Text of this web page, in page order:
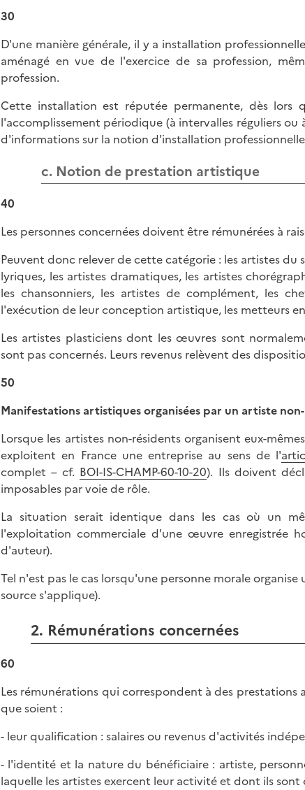
30
D'une manière générale, il y a installation
aménagé en vue de l'exercice de sa profession,
profession.
Cette installation est réputée permanente, dès lors
l'accomplissement périodique (à intervalles réguliers
d'informations sur la notion d'installation
c. Notion de prestation artistique
40
Les personnes concernées doivent être rémunérées à
Peuvent donc relever de cette catégorie : les artistes
lyriques, les artistes dramatiques, les artistes
les chansonniers, les artistes de complément, les
l'exécution de leur conception artistique, les metteurs
Les artistes plasticiens dont les œuvres sont
sont pas concernés. Leurs revenus relèvent des
50
Manifestations artistiques organisées par un artiste
Lorsque les artistes non-résidents organisent eux-
exploitent en France une entreprise au sens de l'
complet – cf. BOI-IS-CHAMP-60-10-20). Ils doivent
imposables par voie de rôle.
La situation serait identique dans les cas où un
l'exploitation commerciale d'une œuvre enregistrée
d'auteur).
Tel n'est pas le cas lorsqu'une personne morale
source s'applique).
2. Rémunérations concernées
60
Les rémunérations qui correspondent à des prestations
que soient :
- leur qualification : salaires ou revenus d'activités
- l'identité et la nature du bénéficiaire : artiste,
laquelle les artistes exercent leur activité et dont ils sont